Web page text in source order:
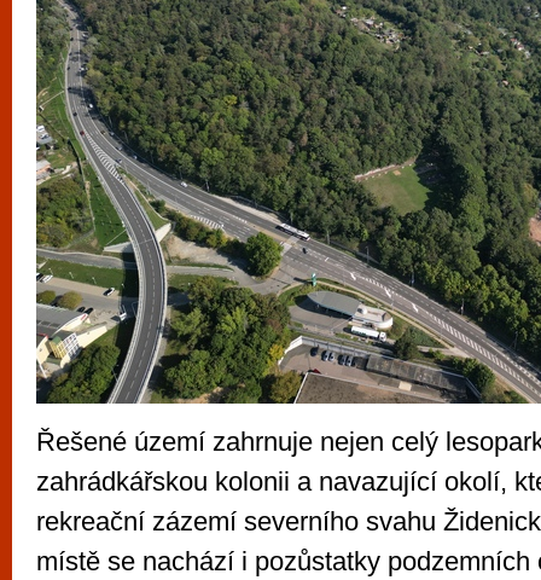
Řešené území zahrnuje nejen celý
zahrádkářskou kolonii a navazující okolí,
rekreační zázemí severního svahu
místě se nachází i pozůstatky podzemních